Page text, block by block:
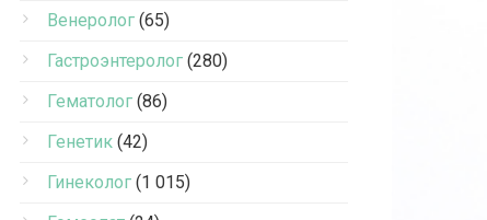
Венеролог (65)
Гастроэнтеролог (280)
Гематолог (86)
Генетик (42)
Гинеколог (1 015)